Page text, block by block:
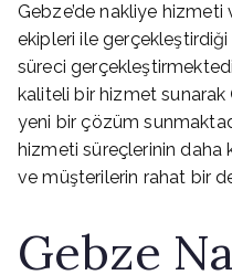
Gebze’de nakliye hizmeti
ekipleri ile
süreci
kaliteli bir hizmet sunarak
yeni bir çözüm
hizmeti süreçlerinin daha
ve müşterilerin rahat bir
Gebze